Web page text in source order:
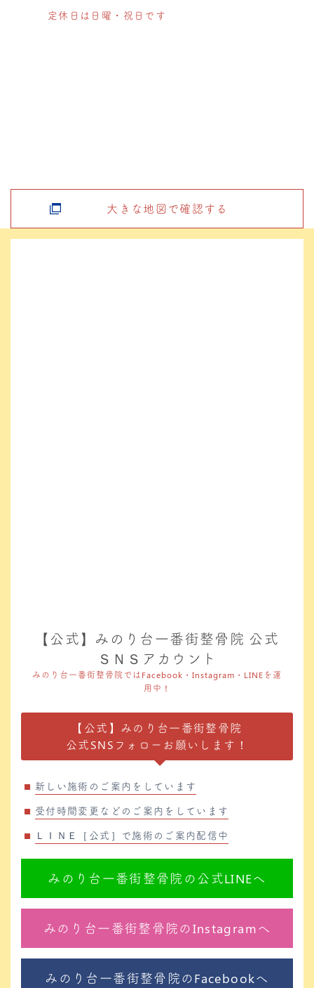
定休日は日曜・祝日です
大きな地図で確認する
【公式】みのり台一番街整骨院 公式
ＳＮＳアカウント
みのり台一番街整骨院ではFacebook・Instagram・LINEを運
用中！
【公式】みのり台一番街整骨院
公式SNSフォローお願いします！
新しい施術のご案内をしています
受付時間変更などのご案内をしています
ＬＩＮＥ［公式］で施術のご案内配信中
みのり台一番街整骨院の公式LINEへ
みのり台一番街整骨院のInstagramへ
みのり台一番街整骨院のFacebookへ